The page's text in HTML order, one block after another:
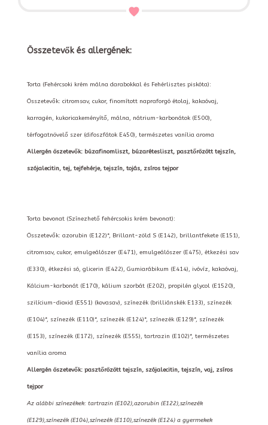
Összetevők és allergének:
Torta (Fehércsoki krém málna darabokkal és Fehérlisztes piskóta):
Összetevők: citromsav, cukor, finomított napraforgó étolaj, kakaóvaj,
karragén, kukoricakeményítő, málna, nátrium-karbonátok (E500),
térfogatnövelő szer (difoszfátok E450), természetes vanília aroma
Allergén öszetevők: búzafinomliszt, búzarétesliszt, pasztőrözött tejszín,
szójalecitin, tej, tejfehérje, tejszín, tojás, zsíros tejpor
Torta bevonat (Színezhető fehércsokis krém bevonat):
Összetevők: azorubin (E122)*, Brillant-zöld S (E142), brillantfekete (E151),
citromsav, cukor, emulgeálószer (E471), emulgeálószer (E475), étkezési sav
(E330), étkezési só, glicerin (E422), Gumiarábikum (E414), ivóvíz, kakaóvaj,
Kálcium-karbonát (E170), kálium szorbát (E202), propilén glycol (E1520),
szilícium-dioxid (E551) (kovasav), színezék (brilliánskék E133), színezék
(E104)*, színezék (E110)*, színezék (E124)*, színezék (E129)*, színezék
(E153), színezék (E172), színezék (E555), tartrazin (E102)*, természetes
vanília aroma
Allergén öszetevők: pasztőrözött tejszín, szójalecitin, tejszín, vaj, zsíros
tejpor
Az alábbi színezékek: tartrazin (E102),azorubin (E122),színezék
(E129),színezék (E104),színezék (E110),színezék (E124) a gyermekek